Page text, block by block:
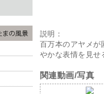
説明：
百万本のアヤメが
やかな表情を見せ
関連動画/写真